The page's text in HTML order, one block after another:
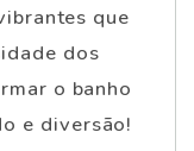
que
dos
o banho
e diversão!